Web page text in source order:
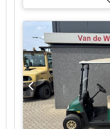
Lader Video kan
Doorlopende voorraad,
af Nuland. Van de
wisselende voorraad
trailers en
zijn tegen
zonder garanties. (zie
voorwaarden) Voor een
proefrit kunt u
Bel even vooraf wij zijn
Van de Wert Trading
Nuland Dsdpfxszqhl To